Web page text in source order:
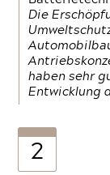
Die
haben sehr
Entwicklung
2